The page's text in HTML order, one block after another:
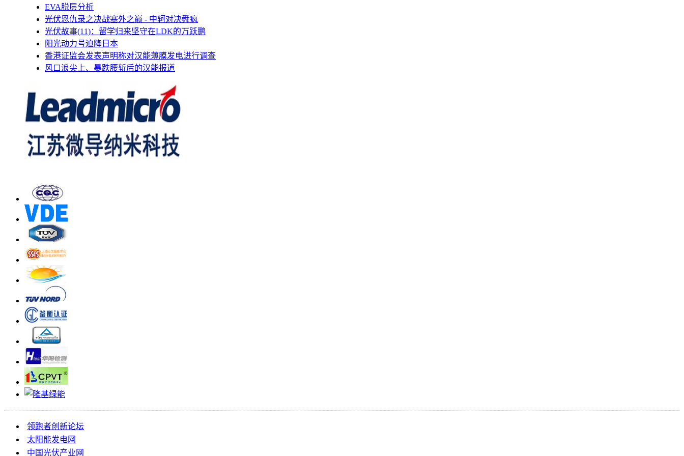
EVA脱层分析
光伏恩仇录之决战塞外之巅 - 中轲对决舜疯
光伏故事(11)：留学归来坚守在LDK的万跃鹏
阳光动力号迫降日本
香港证监会发表声明称对汉能薄膜发电进行调查
风口浪尖上、暴跌腰斩后的汉能报道
领跑者创新论坛
太阳能发电网
中国光伏产业网